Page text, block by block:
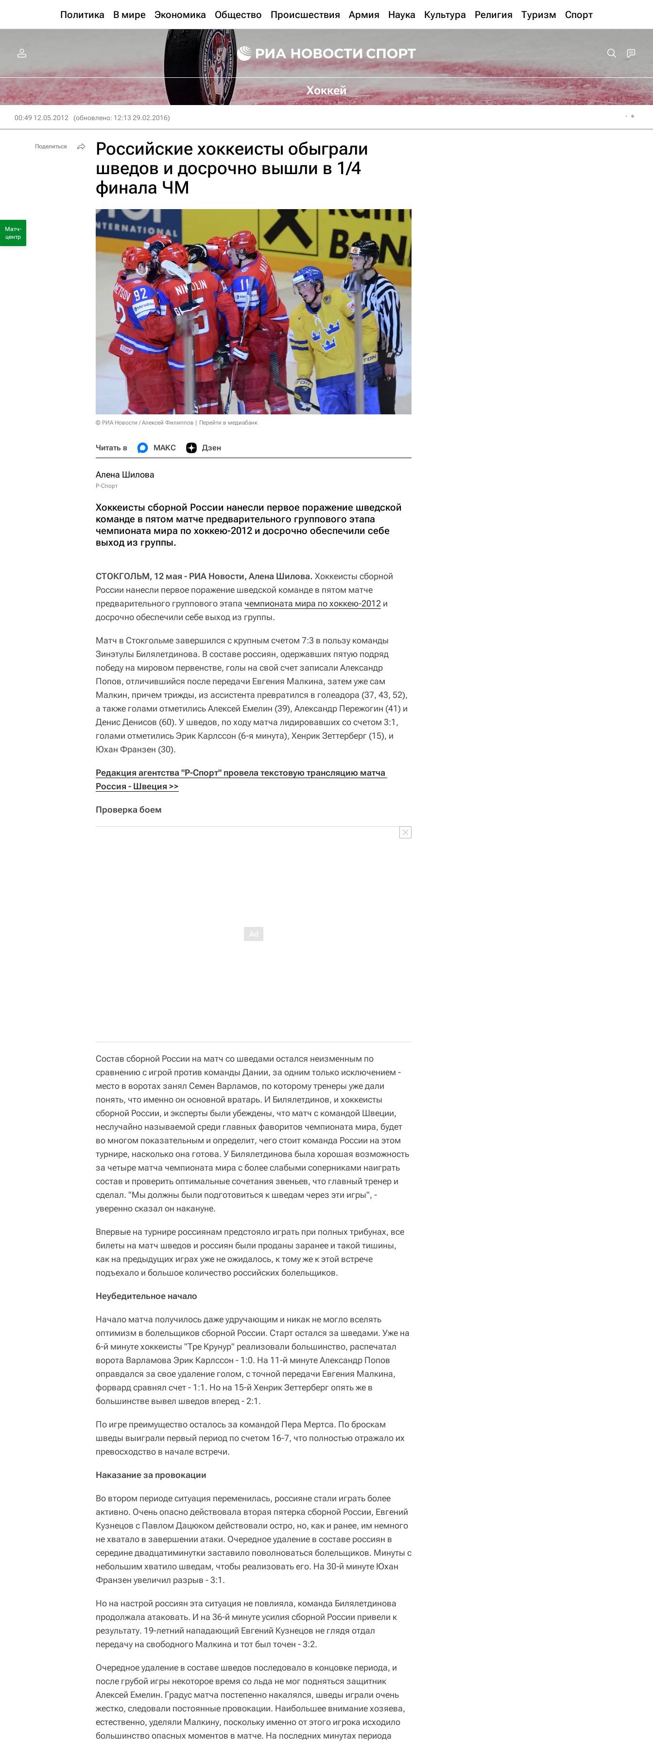
Политика В мире Экономика Общество Происшествия Армия Наука Культура Религия Туризм Спорт
Хоккей
00:49 12.05.2012 (обновлено: 12:13 29.02.2016)
Российские хоккеисты обыграли
шведов и досрочно вышли в 1/4
финала ЧМ
© РИА Новости / Алексей Филиппов Перейти в медиабанк
Читать в МАКС Дзен
Алена Шилова
Р-Спорт
Хоккеисты сборной России нанесли первое поражение шведской
команде в пятом матче предварительного группового этапа
чемпионата мира по хоккею-2012 и досрочно обеспечили себе
выход из группы.
СТОКГОЛЬМ, 12 мая - РИА Новости, Алена Шилова. Хоккеисты сборной
России нанесли первое поражение шведской команде в пятом матче
предварительного группового этапа чемпионата мира по хоккею-2012 и
досрочно обеспечили себе выход из группы.
Матч в Стокгольме завершился с крупным счетом 7:3 в пользу команды
Зинэтулы Билялетдинова. В составе россиян, одержавших пятую подряд
победу на мировом первенстве, голы на свой счет записали Александр
Попов, отличившийся после передачи Евгения Малкина, затем уже сам
Малкин, причем трижды, из ассистента превратился в голеадора (37, 43, 52),
а также голами отметились Алексей Емелин (39), Александр Пережогин (41) и
Денис Денисов (60). У шведов, по ходу матча лидировавших со счетом 3:1,
голами отметились Эрик Карлссон (6-я минута), Хенрик Зеттерберг (15), и
Юхан Франзен (30).
Редакция агентства "Р-Спорт" провела текстовую трансляцию матча
Россия - Швеция >>
Проверка боем
Состав сборной России на матч со шведами остался неизменным по
сравнению с игрой против команды Дании, за одним только исключением -
место в воротах занял Семен Варламов, по которому тренеры уже дали
понять, что именно он основной вратарь. И Билялетдинов, и хоккеисты
сборной России, и эксперты были убеждены, что матч с командой Швеции,
неслучайно называемой среди главных фаворитов чемпионата мира, будет
во многом показательным и определит, чего стоит команда России на этом
турнире, насколько она готова. У Билялетдинова была хорошая возможность
за четыре матча чемпионата мира с более слабыми соперниками наиграть
состав и проверить оптимальные сочетания звеньев, что главный тренер и
сделал. "Мы должны были подготовиться к шведам через эти игры", -
уверенно сказал он накануне.
Впервые на турнире россиянам предстояло играть при полных трибунах, все
билеты на матч шведов и россиян были проданы заранее и такой тишины,
как на предыдущих играх уже не ожидалось, к тому же к этой встрече
подъехало и большое количество российских болельщиков.
Неубедительное начало
Начало матча получилось даже удручающим и никак не могло вселять
оптимизм в болельщиков сборной России. Старт остался за шведами. Уже на
6-й минуте хоккеисты "Тре Крунур" реализовали большинство, распечатал
ворота Варламова Эрик Карлссон - 1:0. На 11-й минуте Александр Попов
оправдался за свое удаление голом, с точной передачи Евгения Малкина,
форвард сравнял счет - 1:1. Но на 15-й Хенрик Зеттерберг опять же в
большинстве вывел шведов вперед - 2:1.
По игре преимущество осталось за командой Пера Мертса. По броскам
шведы выиграли первый период по счетом 16-7, что полностью отражало их
превосходство в начале встречи.
Наказание за провокации
Во втором периоде ситуация переменилась, россияне стали играть более
активно. Очень опасно действовала вторая пятерка сборной России, Евгений
Кузнецов с Павлом Дацюком действовали остро, но, как и ранее, им немного
не хватало в завершении атаки. Очередное удаление в составе россиян в
середине двадцатиминутки заставило поволноваться болельщиков. Минуты с
небольшим хватило шведам, чтобы реализовать его. На 30-й минуте Юхан
Франзен увеличил разрыв - 3:1.
Но на настрой россиян эта ситуация не повлияла, команда Билялетдинова
продолжала атаковать. И на 36-й минуте усилия сборной России привели к
результату. 19-летний нападающий Евгений Кузнецов не глядя отдал
передачу на свободного Малкина и тот был точен - 3:2.
Очередное удаление в составе шведов последовало в концовке периода, и
после грубой игры некоторое время со льда не мог подняться защитник
Алексей Емелин. Градус матча постепенно накалялся, шведы играли очень
жестко, следовали постоянные провокации. Наибольшее внимание хозяева,
естественно, уделяли Малкину, поскольку именно от этого игрока исходило
большинство опасных моментов в матче. На последних минутах периода
Поделиться
Матч-
центр